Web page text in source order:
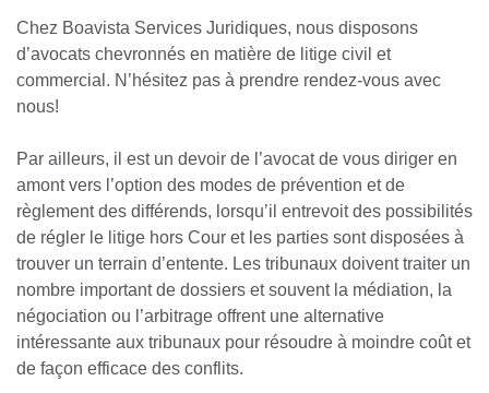
Chez Boavista Services Juridiques, nous disposons
d’avocats chevronnés en matière de litige civil et
commercial. N’hésitez pas à prendre rendez-vous avec
nous!
Par ailleurs, il est un devoir de l’avocat de vous diriger en
amont vers l’option des modes de prévention et de
règlement des différends, lorsqu’il entrevoit des possibilités
de régler le litige hors Cour et les parties sont disposées à
trouver un terrain d’entente. Les tribunaux doivent traiter un
nombre important de dossiers et souvent la médiation, la
négociation ou l’arbitrage offrent une alternative
intéressante aux tribunaux pour résoudre à moindre coût et
de façon efficace des conflits.